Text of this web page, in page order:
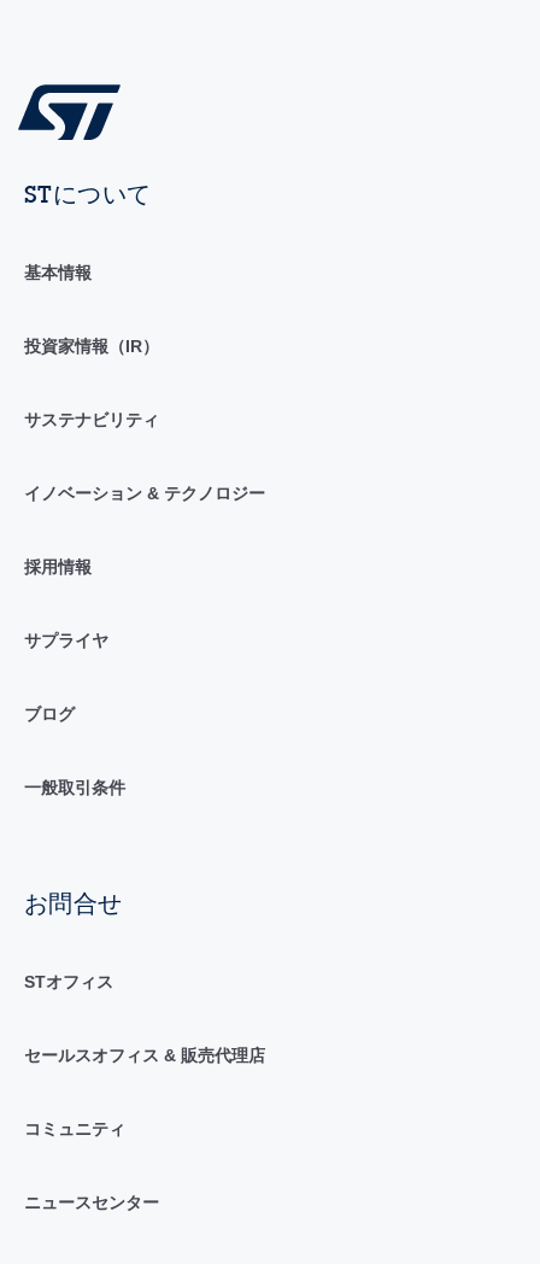
STについて
基本情報
投資家情報（IR）
サステナビリティ
イノベーション & テクノロジー
採用情報
サプライヤ
ブログ
一般取引条件
お問合せ
STオフィス
セールスオフィス & 販売代理店
コミュニティ
ニュースセンター